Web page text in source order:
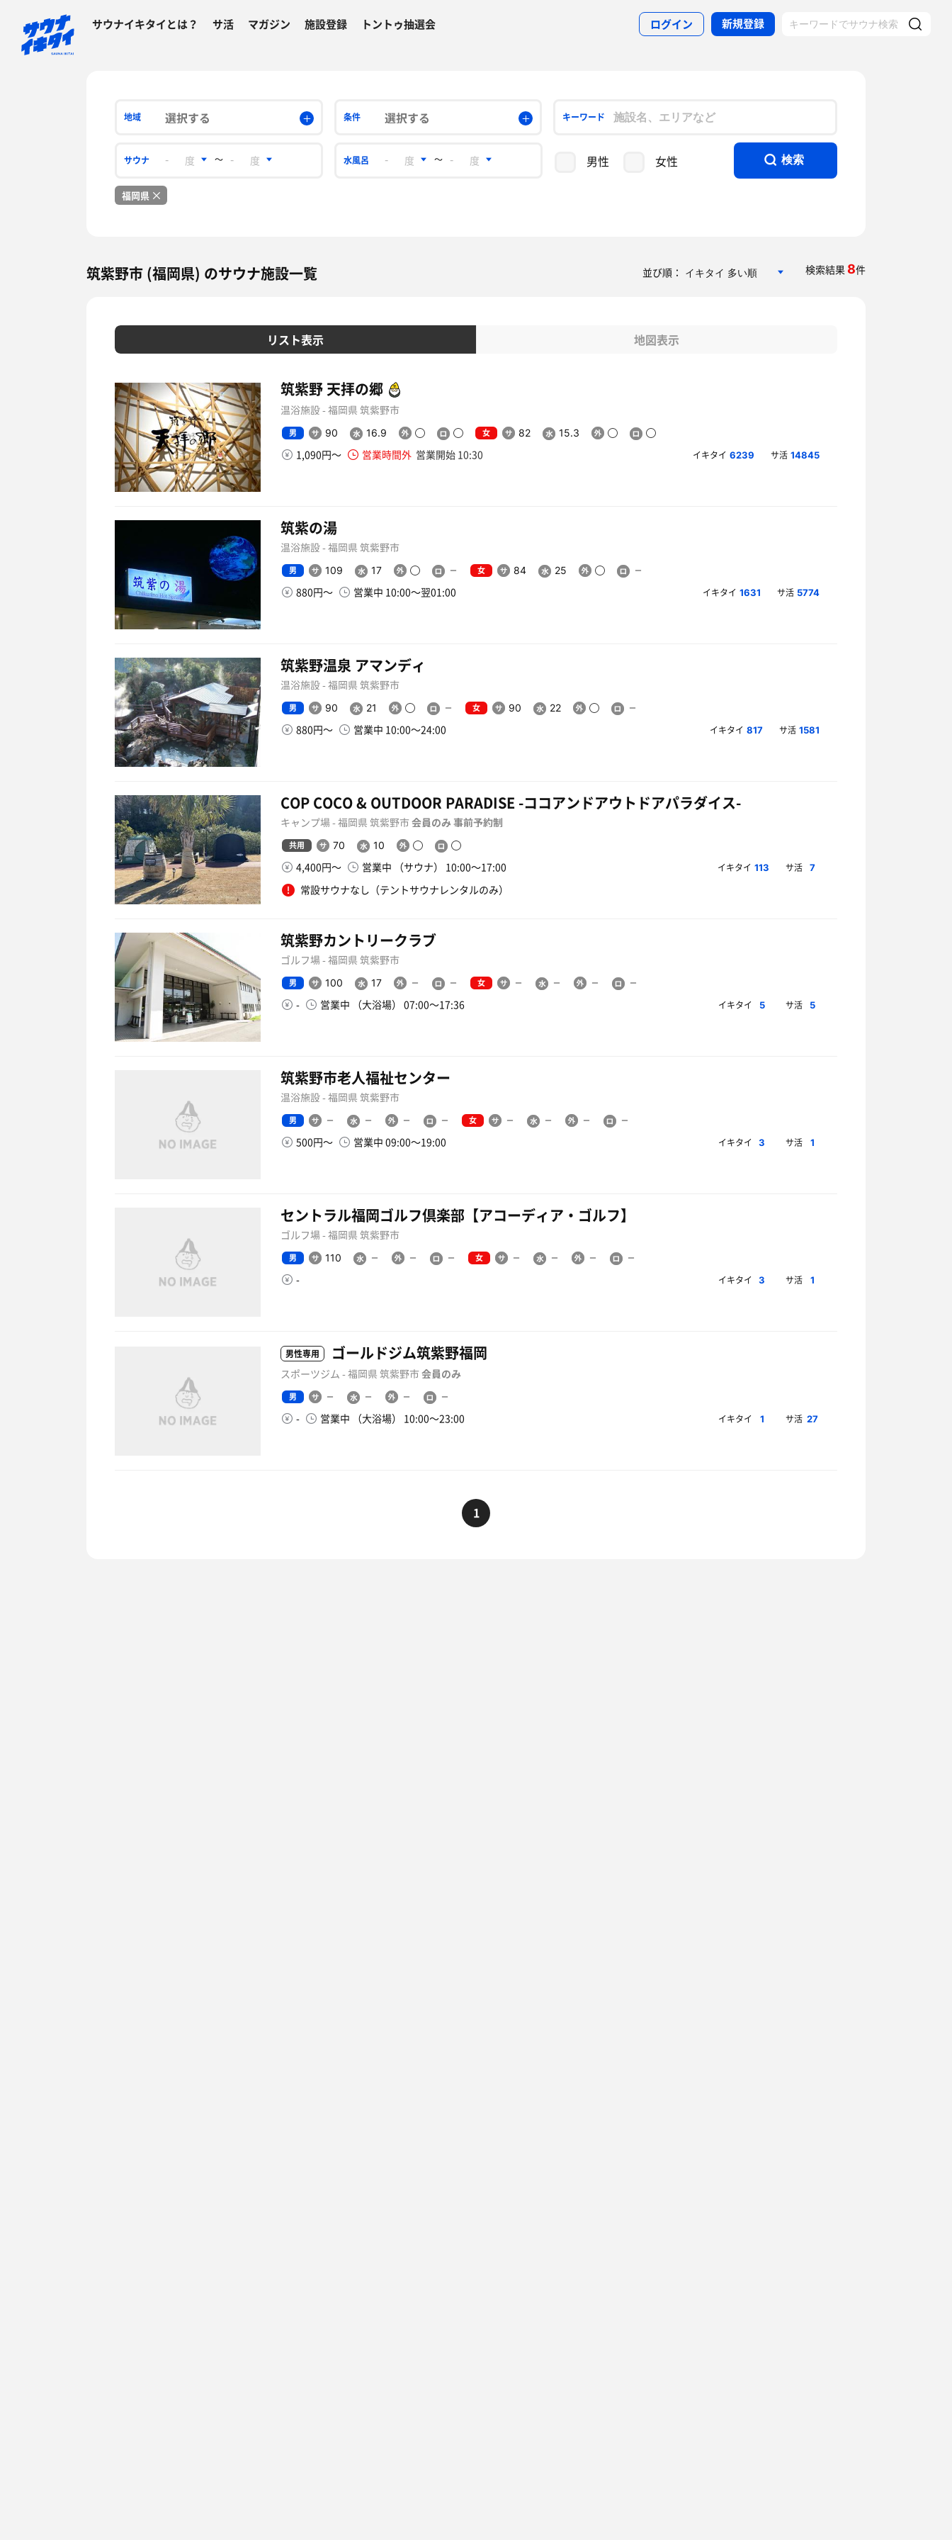
サウナイキタイとは？ サ活 マガジン 施設登録 トントゥ抽選会 ログイン 新規登録
地域 選択する 条件 選択する キーワード
サウナ 〜 水風呂 〜 男性 女性 検索
福岡県
筑紫野市 (福岡県) のサウナ施設一覧 検索結果 8件
並び順：
リスト表示 地図表示
筑紫野 天拝の郷
温浴施設 - 福岡県 筑紫野市
男 90 16.9 女 82 15.3
1,090円〜 営業時間外 営業開始 10:30 イキタイ 6239 サ活 14845
筑紫の湯
温浴施設 - 福岡県 筑紫野市
男 109 17 女 84 25
880円〜 営業中 10:00〜翌01:00 イキタイ 1631 サ活 5774
筑紫野温泉 アマンディ
温浴施設 - 福岡県 筑紫野市
男 90 21 女 90 22
880円〜 営業中 10:00〜24:00 イキタイ 817 サ活 1581
COP COCO & OUTDOOR PARADISE -ココアンドアウトドアパラダイス-
キャンプ場 - 福岡県 筑紫野市会員のみ 事前予約制
共用 70 10
4,400円〜 営業中 （サウナ） 10:00〜17:00 イキタイ 113 サ活 7
常設サウナなし（テントサウナレンタルのみ）
筑紫野カントリークラブ
ゴルフ場 - 福岡県 筑紫野市
男 100 17 女
- 営業中 （大浴場） 07:00〜17:36 イキタイ 5 サ活 5
筑紫野市老人福祉センター
温浴施設 - 福岡県 筑紫野市
男 女
500円〜 営業中 09:00〜19:00 イキタイ 3 サ活 1
セントラル福岡ゴルフ倶楽部【アコーディア・ゴルフ】
ゴルフ場 - 福岡県 筑紫野市
男 110 女
- イキタイ 3 サ活 1
男性専用 ゴールドジム筑紫野福岡
スポーツジム - 福岡県 筑紫野市会員のみ
男
- 営業中 （大浴場） 10:00〜23:00 イキタイ 1 サ活 27
1